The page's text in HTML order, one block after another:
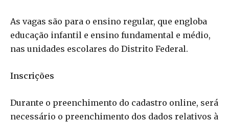
As vagas são para o ensino regular, que engloba
educação infantil e ensino fundamental e médio,
nas unidades escolares do Distrito Federal.
Inscrições
Durante o preenchimento do cadastro online, será
necessário o preenchimento dos dados relativos à